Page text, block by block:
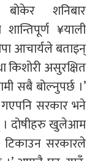
बोकेर शनिबार
¥याली
आचार्यले बताइन्
किशोरी असुरक्षित
सबै बोल्नुपर्छ ।’
गएपनि सरकार भने
। दोषीहरु खुलेआम
टिकाउन सरकारले